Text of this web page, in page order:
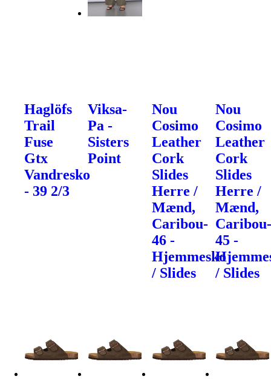
Haglöfs
Trail
Fuse
Gtx
Vandresko
- 39 2/3
Viksa-
Pa -
Sisters
Point
Nou
Cosimo
Leather
Cork
Slides
Herre /
Mænd,
Caribou-
46 -
Hjemmesko
/ Slides
Nou
Cosimo
Leather
Cork
Slides
Herre /
Mænd,
45 -
/ Slides